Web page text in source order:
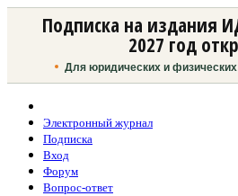
Подписка на издания
2027 год
Для юридических и
Электронный журнал
Подписка
Вход
Форум
Вопрос-ответ